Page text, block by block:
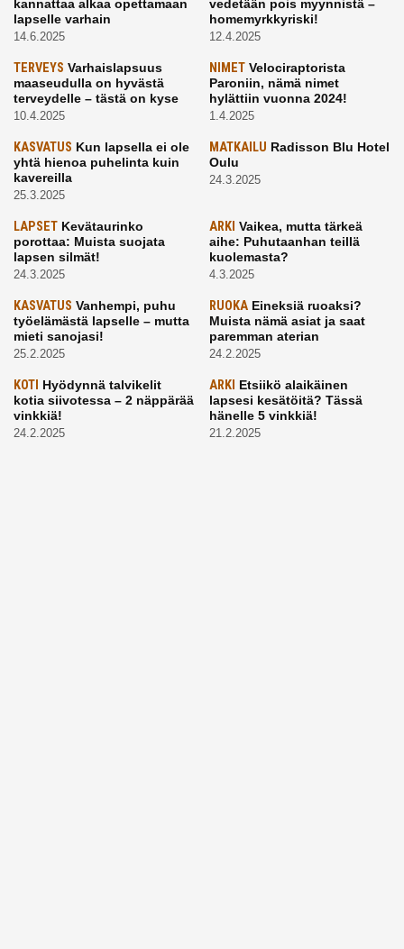
kannattaa alkaa opettamaan
lapselle varhain
14.6.2025
vedetään pois myynnistä –
homemyrkkyriski!
12.4.2025
TERVEYS Varhaislapsuus
maaseudulla on hyvästä
terveydelle – tästä on kyse
10.4.2025
NIMETVelociraptorista
Paroniin, nämä nimet
hylättiin vuonna 2024!
1.4.2025
KASVATUS Kun lapsella ei ole
yhtä hienoa puhelinta kuin
kavereilla
25.3.2025
MATKAILU Radisson Blu Hotel
Oulu
24.3.2025
LAPSET Kevätaurinko
porottaa: Muista suojata
lapsen silmät!
24.3.2025
ARKI Vaikea, mutta tärkeä
aihe: Puhutaanhan teillä
kuolemasta?
4.3.2025
KASVATUS Vanhempi, puhu
työelämästä lapselle – mutta
mieti sanojasi!
25.2.2025
RUOKAEineksiä ruoaksi?
Muista nämä asiat ja saat
paremman aterian
24.2.2025
KOTI Hyödynnä talvikelit
kotia siivotessa – 2 näppärää
vinkkiä!
24.2.2025
ARKI Etsiikö alaikäinen
lapsesi kesätöitä? Tässä
hänelle 5 vinkkiä!
21.2.2025